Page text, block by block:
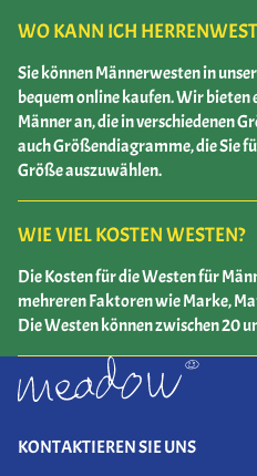
WO KANN ICH
Sie können Männerwesten in
bequem online kaufen. Wir
Männer an, die in verschiedenen
auch Größendiagramme, die Sie
Größe auszuwählen.
WIE VIEL KOSTEN WESTEN?
Die Kosten für die Westen für
mehreren Faktoren wie Marke,
Die Westen können zwischen 20
KONTAKTIEREN SIE UNS